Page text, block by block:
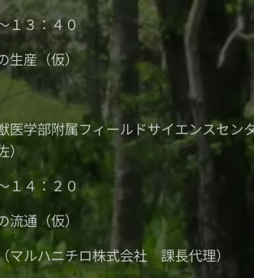
１３：４０
生産（仮）
医学部附属フィールドサイエンスセン
）
１４：２０
流通（仮）
ルハニチロ株式会社 課長代理）